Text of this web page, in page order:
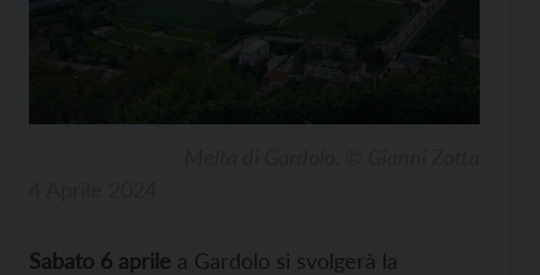
Sabato 6 aprile a Gardolo si svolgerà la